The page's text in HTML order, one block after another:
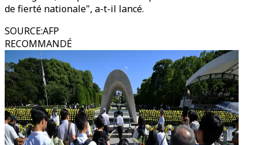
de fierté nationale", a-t-il lancé.
SOURCE:AFP
RECOMMANDÉ